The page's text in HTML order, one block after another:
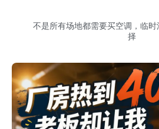
不是所有场地都需要买空调，临
择